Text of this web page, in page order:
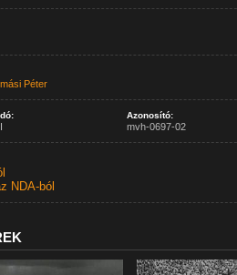
Péter
Azonosító:
mvh-0697-02
NDA-ból